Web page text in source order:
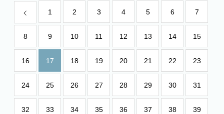
1 2 3 4 5 6 7
8 9 10 11 12 13 14 15
16 17 18 19 20 21 22 23
24 25 26 27 28 29 30 31
32 33 34 35 36 37 38 39